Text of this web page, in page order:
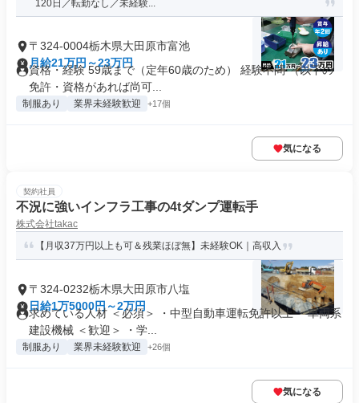
120日／転勤なし／未経験...
〒324-0004栃木県大田原市富池
月給21万円～23万円
資格・経験 59歳まで（定年60歳のため） 経験不問 （以下の
免許・資格があれば尚可...
制服あり 業界未経験歓迎 +17個
気になる
契約社員
不況に強いインフラ工事の4tダンプ運転手
株式会社takac
【月収37万円以上も可＆残業ほぼ無】未経験OK｜高収入
〒324-0232栃木県大田原市八塩
日給1万5000円～2万円
求めている人材 ＜必須＞ ・中型自動車運転免許以上 ・車両系
建設機械 ＜歓迎＞ ・学...
制服あり 業界未経験歓迎 +26個
気になる